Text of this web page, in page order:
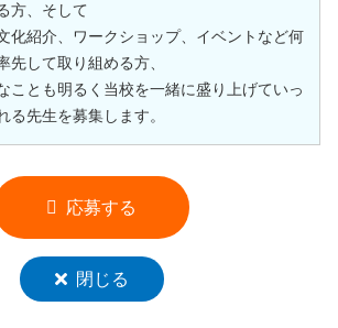
方、そして
化紹介、ワークショップ、イベントなど何
先して取り組める方、
ことも明るく当校を一緒に盛り上げていっ
る先生を募集します。
応募する
閉じる